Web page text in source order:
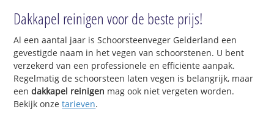
Dakkapel reinigen voor de beste prijs!
Al een aantal jaar is Schoorsteenveger Gelderland een
gevestigde naam in het vegen van schoorstenen. U bent
verzekerd van een professionele en efficiënte aanpak.
Regelmatig de schoorsteen laten vegen is belangrijk, maar
eendakkapel reinigen mag ook niet vergeten worden.
Bekijk onzetarieven.